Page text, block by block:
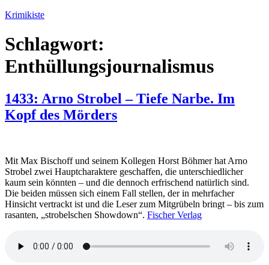
Zum
springen
Krimikiste
Schlagwort:
Enthüllungsjournalismus
1433: Arno Strobel – Tiefe Narbe. Im
Kopf des Mörders
Mit Max Bischoff und seinem Kollegen Horst Böhmer hat Arno
Strobel zwei Hauptcharaktere geschaffen, die unterschiedlicher
kaum sein könnten – und die dennoch erfrischend natürlich sind.
Die beiden müssen sich einem Fall stellen, der in mehrfacher
Hinsicht vertrackt ist und die Leser zum Mitgrübeln bringt – bis zum
rasanten, „strobelschen Showdown“. Fischer Verlag